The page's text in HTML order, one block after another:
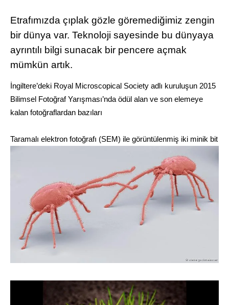
Etrafımızda çıplak gözle göremediğimiz zengin
bir dünya var. Teknoloji sayesinde bu dünyaya
ayrıntılı bilgi sunacak bir pencere açmak
mümkün artık.
İngiltere’deki Royal Microscopical Society adlı kuruluşun 2015
Bilimsel Fotoğraf Yarışması’nda ödül alan ve son elemeye
kalan fotoğraflardan bazıları
Taramalı elektron fotoğrafı (SEM) ile görüntülenmiş iki minik bit